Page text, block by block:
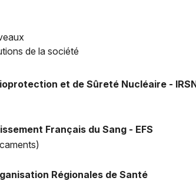
de la société
et de Sûreté Nucléaire -
Français du Sang - EFS
Régionales de Santé